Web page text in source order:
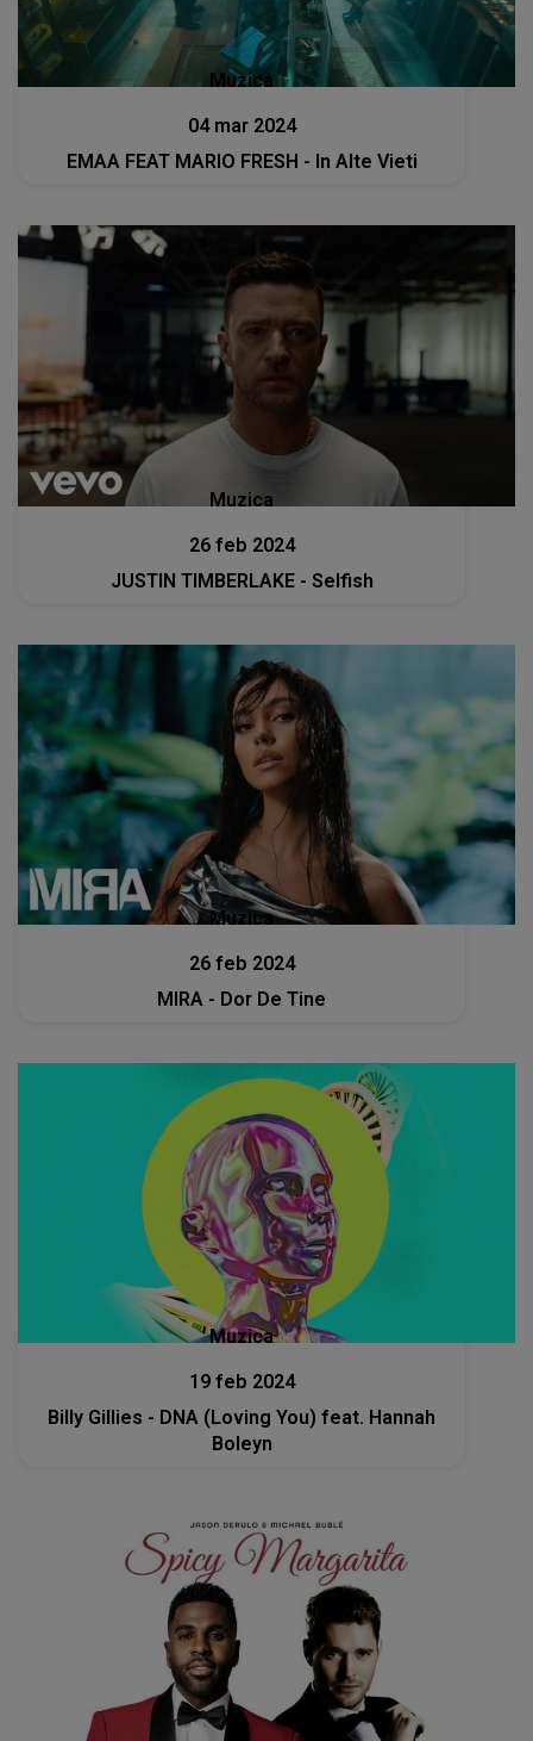
Muzica
04 mar 2024
EMAA FEAT MARIO FRESH - In Alte Vieti
Muzica
26 feb 2024
JUSTIN TIMBERLAKE - Selfish
Muzica
26 feb 2024
MIRA - Dor De Tine
Muzica
19 feb 2024
Billy Gillies - DNA (Loving You) feat. Hannah
Boleyn